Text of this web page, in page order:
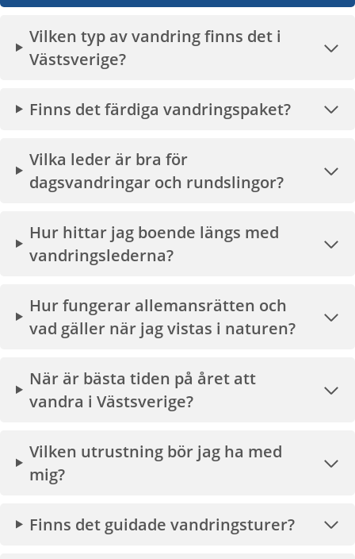
Vilken typ av vandring finns det i
Västsverige?
Finns det färdiga vandringspaket?
Vilka leder är bra för
dagsvandringar och rundslingor?
Hur hittar jag boende längs med
vandringslederna?
Hur fungerar allemansrätten och
vad gäller när jag vistas i naturen?
När är bästa tiden på året att
vandra i Västsverige?
Vilken utrustning bör jag ha med
mig?
Finns det guidade vandringsturer?